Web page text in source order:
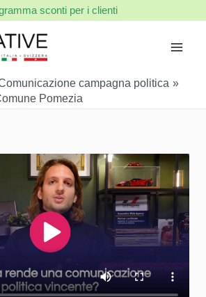
sconti per i clienti
campagna politica
Pomezia